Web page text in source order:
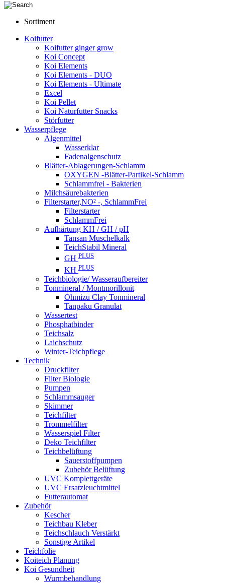
Sortiment
Koifutter
Koifutter ginger grow
Koi Concept
Koi Elements
Koi Elements - DUO
Koi Elements - Ultimate
Excel
Koi Pellet
Koi Naturfutter Snacks
Störfutter
Wasserpflege
Algenmittel
Wasserklar
Fadenalgenschutz
Blätter-Ablagerungen-Schlamm
OXYGEN -Blätter-Partikel-Schlamm
Schlammfrei - Bakterien
Milchsäurebakterien
Filterstarter,NO² -, SchlammFrei
Filterstarter
SchlammFrei
Aufhärtung KH / GH / pH
Tansan Muschelkalk
TeichStabil Mineral
GH PLUS
KH PLUS
Teichbiologie/ Wasseraufbereiter
Tonmineral / Montmorillonit
Ohmizu Clay Tonmineral
Tanpaku Granulat
Wassertest
Phosphatbinder
Teichsalz
Laichschutz
Winter-Teichpflege
Technik
Druckfilter
Filter Biologie
Pumpen
Schlammsauger
Skimmer
Teichfilter
Trommelfilter
Wasserspiel Filter
Deko Teichfilter
Teichbelüftung
Sauerstoffpumpen
Zubehör Belüftung
UVC Komplettgeräte
UVC Ersatzleuchtmittel
Futterautomat
Zubehör
Kescher
Teichbau Kleber
Teichschlauch Verstärkt
Sonstige Artikel
Teichfolie
Koiteich Planung
Koi Gesundheit
Wurmbehandlung